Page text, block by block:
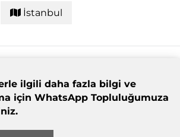
İstanbul
ilgili daha fazla bilgi ve
için WhatsApp Topluluğumuza